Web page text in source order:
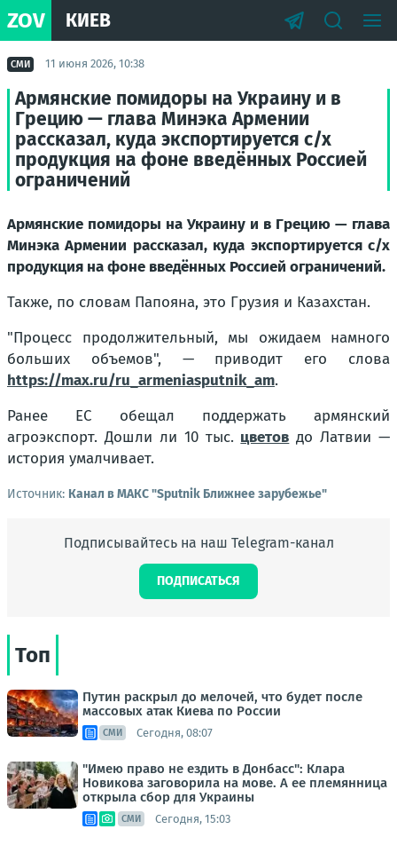
ZOV КИЕВ
СМИ 11 июня 2026, 10:38
Армянские помидоры на Украину и в
Грецию — глава Минэка Армении
рассказал, куда экспортируется с/х
продукция на фоне введённых Россией
ограничений
Армянские помидоры на Украину и в Грецию — глава
Минэка Армении рассказал, куда экспортируется с/х
продукция на фоне введённых Россией ограничений.
Также, по словам Папояна, это Грузия и Казахстан.
"Процесс продолжительный, мы ожидаем намного
больших объемов", — приводит его слова
https://max.ru/ru_armeniasputnik_am.
Ранее ЕС обещал поддержать армянский
агроэкспорт. Дошли ли 10 тыс. цветов до Латвии —
история умалчивает.
Источник: Канал в МАКС "Sputnik Ближнее зарубежье"
Подписывайтесь на наш Telegram-канал
ПОДПИСАТЬСЯ
Топ
Путин раскрыл до мелочей, что будет после
массовых атак Киева по России
СМИ Сегодня, 08:07
"Имею право не ездить в Донбасс": Клара
Новикова заговорила на мове. А ее племянница
открыла сбор для Украины
СМИ Сегодня, 15:03